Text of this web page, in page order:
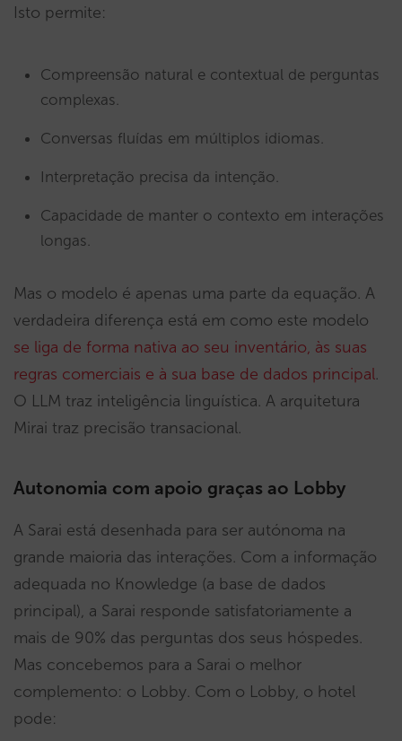
Isto permite:
Compreensão natural e contextual de perguntas
complexas.
Conversas fluídas em múltiplos idiomas.
Interpretação precisa da intenção.
Capacidade de manter o contexto em interações
longas.
Mas o modelo é apenas uma parte da equação. A
verdadeira diferença está em como este modelo
se liga de forma nativa ao seu inventário, às suas
regras comerciais e à sua base de dados principal.
O LLM traz inteligência linguística. A arquitetura
Mirai traz precisão transacional.
Autonomia com apoio graças ao Lobby
A Sarai está desenhada para ser autónoma na
grande maioria das interações. Com a informação
adequada no Knowledge (a base de dados
principal), a Sarai responde satisfatoriamente a
mais de 90% das perguntas dos seus hóspedes.
Mas concebemos para a Sarai o melhor
complemento: o Lobby. Com o Lobby, o hotel
pode: